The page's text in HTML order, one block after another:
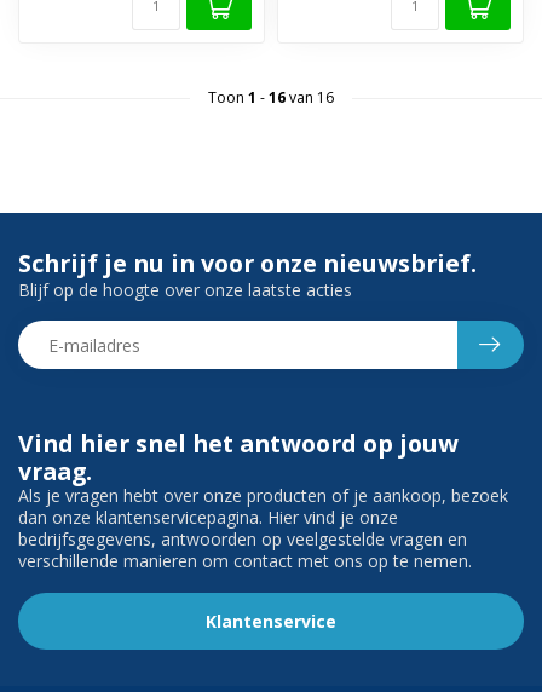
Toon 1 -16van 16
Vind hier snel het antwoord op jouw
vraag.
Als je vragen hebt over onze producten of je aankoop, bezoek
dan onze klantenservicepagina. Hier vind je onze
bedrijfsgegevens, antwoorden op veelgestelde vragen en
verschillende manieren om contact met ons op te nemen.
Klantenservice
Schrijf je nu in voor onze nieuwsbrief.
Blijf op de hoogte over onze laatste acties